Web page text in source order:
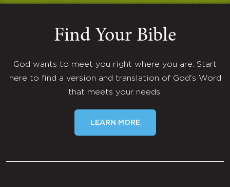
Find Your Bible
God wants to meet you right where you are. Start
here to find a version and translation of God's Word
that meets your needs.
LEARN MORE